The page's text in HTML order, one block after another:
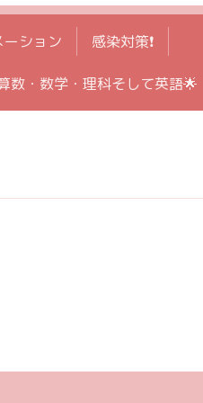
ション 感染対策❗️
数・数学・理科そして英語🌟